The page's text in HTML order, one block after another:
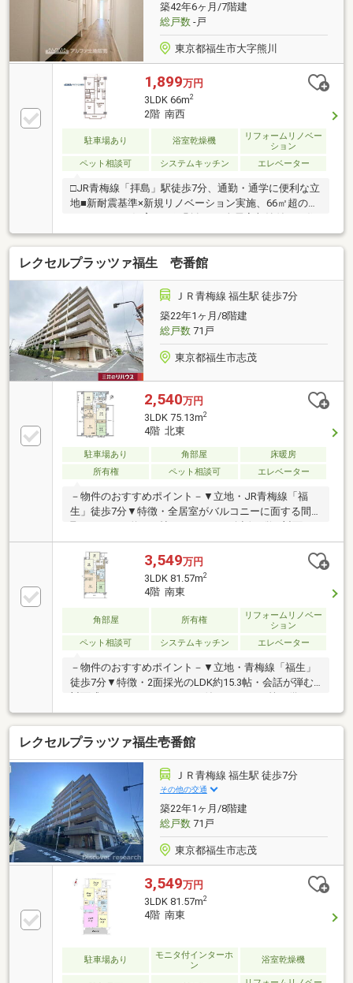
築42年6ヶ月/7階建
総戸数-戸
東京都福生市大字熊川
1,899万円
3LDK 66m2
2階 南西
駐車場あり 浴室乾燥機
リフォームリノベー
ション
ペット相談可
システムキッチン エレベーター
□JR青梅線「拝島」駅徒歩7分、通勤・通学に便利な立
地■新耐震基準×新規リノベーション実施、66㎡超の
空間もすっきり■総戸数156戸のマンション、空室につ
きご内覧可能です。資料請求やご内覧予約はお気軽に
お問い合わせください。
レクセルプラッツァ福生 壱番館
ＪＲ青梅線 福生駅 徒歩7分
築22年1ヶ月/8階建
総戸数71戸
東京都福生市志茂
2,540万円
3LDK 75.13m2
4階 北東
駐車場あり 角部屋
床暖房
所有権
ペット相談可 エレベーター
－物件のおすすめポイント－▼立地・JR青梅線「福
生」徒歩7分▼特徴・全居室がバルコニーに面する間
式・カウンター付・2箇所のWICなど室内随所に収納を
設置・自然換気しやすい窓付の浴室・ペアガラスかつ
2重サッシを採用・ペット飼育可能(細則有)▼設備・床
暖房(LD)・スロップシンク・オートロック▼周辺環
境・いなげや福生銀座店 徒歩3分(約220m)・福生市立
福生第三小学校 徒歩9分(約720m)■ ご希望の住まい探
しをお手伝いします ━━━━━・・・物件の詳細・ご
相談はお気軽にお問い合わせください。
3,549万円
3LDK 81.57m2
4階 南東
角部屋 所有権
リフォームリノベー
ション
ペット相談可
システムキッチン エレベーター
－物件のおすすめポイント－▼立地・青梅線「福生」
徒歩7分▼特徴・2面採光のLDK約15.3帖・会話が弾む
れた設計・ペット飼育可(細則有)▼2026年8月室内リフ
ォーム内容【交換】キッチン、コンロ、お風呂、洗面
台、建具【張替】CF、クロス【その他】室内クリーニ
ング 他▼周辺環境・いなげや福生銀座店 徒歩3分(約
240m)・福生市立福生第三小学校 徒歩9分(約720m)※準
防火地域、高度地区■ ご希望の住まい探しをお手伝い
します ━━━━━・・・物件の詳細・ご相談はお気軽
にお問い合わせください。
レクセルプラッツァ福生壱番館
ＪＲ青梅線 福生駅 徒歩7分
その他の交通
築22年1ヶ月/8階建
総戸数71戸
東京都福生市志茂
3,549万円
3LDK 81.57m2
4階 南東
駐車場あり
モニタ付インターホ
ン
浴室乾燥機